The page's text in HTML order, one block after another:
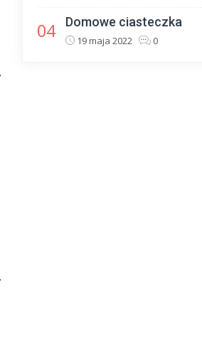
04 Domowe ciasteczka
19 maja 2022 0